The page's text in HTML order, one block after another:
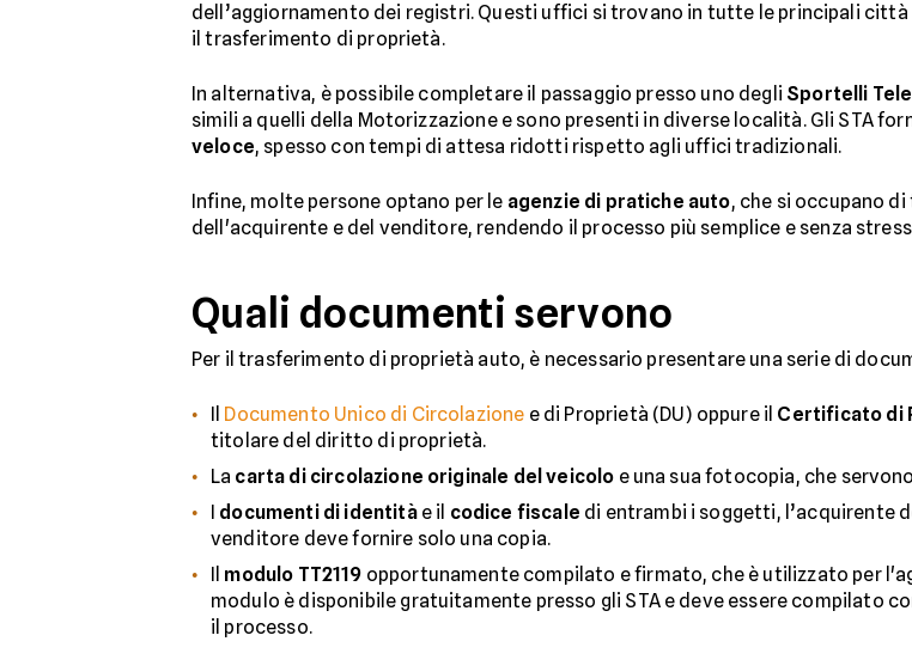
dell’aggiornamento dei registri. Questi uffici si trovano in tutte le principali
il trasferimento di proprietà.
In alternativa, è possibile completare il passaggio presso uno degli Sportelli
simili a quelli della Motorizzazione e sono presenti in diverse località. Gli STA
veloce, spesso con tempi di attesa ridotti rispetto agli uffici tradizionali.
Infine, molte persone optano per le agenzie di pratiche auto, che si occupano
dell'acquirente e del venditore, rendendo il processo più semplice e senza
Quali documenti servono
Per il trasferimento di proprietà auto, è necessario presentare una serie di
Il Documento Unico di Circolazione e di Proprietà (DU) oppure il Certificato di
titolare del diritto di proprietà.
La carta di circolazione originale del veicolo e una sua fotocopia, che
I documenti di identitàe il codice fiscale di entrambi i soggetti, l’acquirente
venditore deve fornire solo una copia.
Il modulo TT2119 opportunamente compilato e firmato, che è utilizzato per
modulo è disponibile gratuitamente presso gli STA e deve essere compilato
il processo.